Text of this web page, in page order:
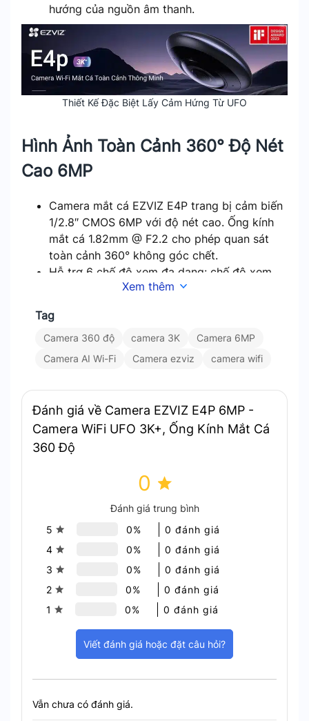
hướng của nguồn âm thanh.
Thiết Kế Đặc Biệt Lấy Cảm Hứng Từ UFO
Hình Ảnh Toàn Cảnh 360° Độ Nét
Cao 6MP
Camera mắt cá EZVIZ E4P trang bị cảm biến
1/2.8″ CMOS 6MP với độ nét cao. Ống kính
mắt cá 1.82mm @ F2.2 cho phép quan sát
toàn cảnh 360° không góc chết.
Hỗ trợ 6 chế độ xem đa dạng: chế độ xem
toàn cảnh mắt cá, chế độ xem mở rộng, màn
cảnh 180° và chế độ xem 5 chia toàn cảnh.
Công nghệ khử cong hình ảnh giúp hình ảnh
tự nhiên và chân thực hơn, khắc phục vấn đề
thông thường.
Hình Ảnh Toàn Cảnh 360° Độ Nét Cao 6MP
4 Micro Ma Trận Thu Âm Đa
Tích hợp 4 micro độ nhạy cao được bố trí
thanh chùm tia tiên tiến giúp thu âm theo
Xem thêm
Tag
Camera 360 độ camera 3K
Camera 6MP
Camera AI Wi-Fi
Camera ezviz camera wifi
Đánh giá về Camera EZVIZ E4P 6MP -
Camera WiFi UFO 3K+, Ống Kính Mắt Cá
360 Độ
0
Đánh giá trung bình
5
0%
0 đánh giá
4
0%
0 đánh giá
3
0%
0 đánh giá
2
0%
0 đánh giá
1
0% 0 đánh giá
Viết đánh giá hoặc đặt câu hỏi?
Vẫn chưa có đánh giá.